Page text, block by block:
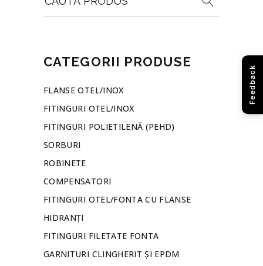
for:
CATEGORII PRODUSE
FLANSE OTEL/INOX
FITINGURI OTEL/INOX
FITINGURI POLIETILENĂ (PEHD)
SORBURI
ROBINETE
COMPENSATORI
FITINGURI OTEL/FONTA CU FLANSE
HIDRANȚI
FITINGURI FILETATE FONTA
GARNITURI CLINGHERIT ȘI EPDM
Feedback